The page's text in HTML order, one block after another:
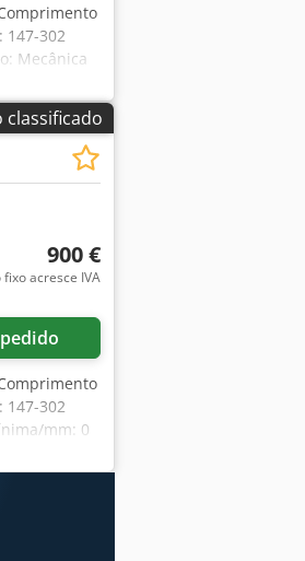
147-302
Mecânica
classificado
900 €
fixo acresce IVA
147-302
mm: 0